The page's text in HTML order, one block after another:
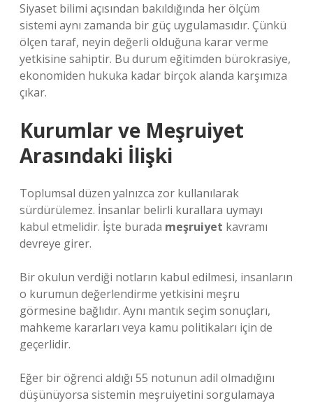
Siyaset bilimi açısından bakıldığında her ölçüm
sistemi aynı zamanda bir güç uygulamasıdır. Çünkü
ölçen taraf, neyin değerli olduğuna karar verme
yetkisine sahiptir. Bu durum eğitimden bürokrasiye,
ekonomiden hukuka kadar birçok alanda karşımıza
çıkar.
Kurumlar ve Meşruiyet
Arasındaki İlişki
Toplumsal düzen yalnızca zor kullanılarak
sürdürülemez. İnsanlar belirli kurallara uymayı
kabul etmelidir. İşte burada meşruiyet kavramı
devreye girer.
Bir okulun verdiği notların kabul edilmesi, insanların
o kurumun değerlendirme yetkisini meşru
görmesine bağlıdır. Aynı mantık seçim sonuçları,
mahkeme kararları veya kamu politikaları için de
geçerlidir.
Eğer bir öğrenci aldığı 55 notunun adil olmadığını
düşünüyorsa sistemin meşruiyetini sorgulamaya